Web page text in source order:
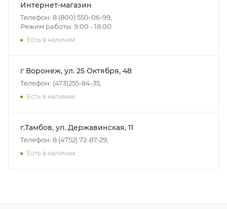
Интернет-магазин
Телефон: 8 (800) 550-06-99,
Режим работы: 9:00 - 18:00
Есть в наличии
г Воронеж, ул. 25 Октября, 48
Телефон: (473)255-84-35,
Есть в наличии
г.Тамбов, ул. Державинская, 11
Телефон: 8 (4752) 72-87-29,
Есть в наличии